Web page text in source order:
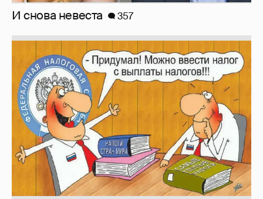
Зачем нам вообще платить налоги? (или:
как работают наши деньги, когда мы
заикаемся о защите прав)